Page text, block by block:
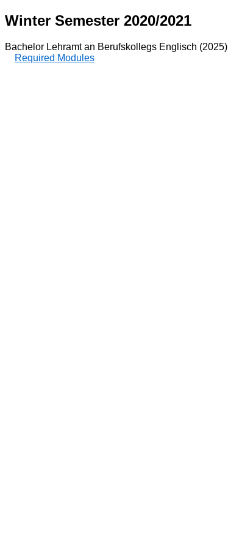
Winter Semester 2020/2021
Bachelor Lehramt an Berufskollegs Englisch (2025)
Required Modules